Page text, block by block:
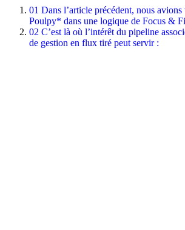
01 Dans l’article précédent, nous avions
Poulpy* dans une logique de Focus &
02 C’est là où l’intérêt du pipeline
de gestion en flux tiré peut servir :